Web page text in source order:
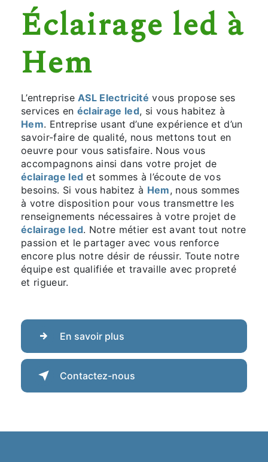
éclairage led à
Hem
L’entreprise ASL Electricité vous propose ses
services en éclairage led, si vous habitez à
Hem. Entreprise usant d’une expérience et d’un
savoir-faire de qualité, nous mettons tout en
oeuvre pour vous satisfaire. Nous vous
accompagnons ainsi dans votre projet de
éclairage led et sommes à l’écoute de vos
besoins. Si vous habitez à Hem, nous sommes
à votre disposition pour vous transmettre les
renseignements nécessaires à votre projet de
éclairage led. Notre métier est avant tout notre
passion et le partager avec vous renforce
encore plus notre désir de réussir. Toute notre
équipe est qualifiée et travaille avec propreté
et rigueur.
En savoir plus
Contactez-nous